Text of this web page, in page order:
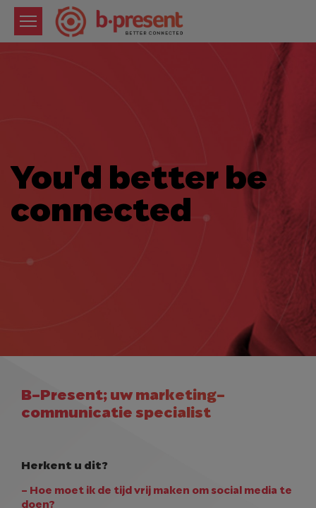
You'd better be
connected
B-Present; uw marketing-
communicatie specialist
Herkent u dit?
- Hoe moet ik de tijd vrij maken om social media te
doen?